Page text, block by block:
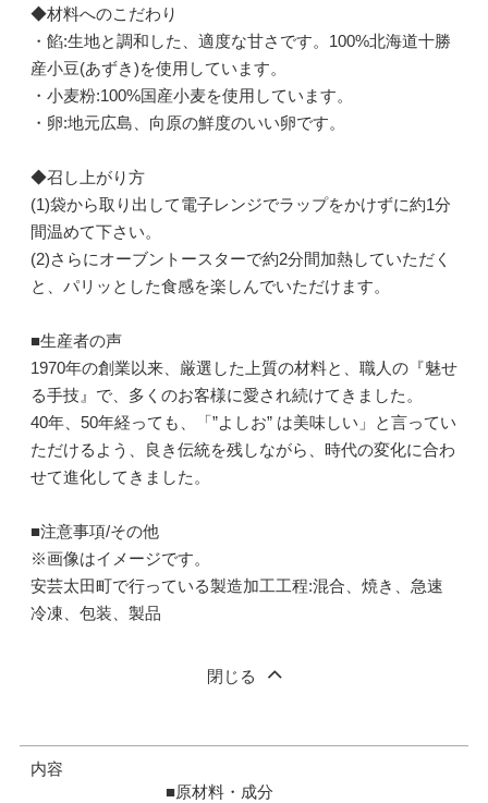
◆材料へのこだわり
・餡:生地と調和した、適度な甘さです。100%北海道十勝
産小豆(あずき)を使用しています。
・小麦粉:100%国産小麦を使用しています。
・卵:地元広島、向原の鮮度のいい卵です。
◆召し上がり方
(1)袋から取り出して電子レンジでラップをかけずに約1分
間温めて下さい。
(2)さらにオーブントースターで約2分間加熱していただく
と、パリッとした食感を楽しんでいただけます。
■生産者の声
1970年の創業以来、厳選した上質の材料と、職人の『魅せ
る手技』で、多くのお客様に愛され続けてきました。
40年、50年経っても、「”よしお” は美味しい」と言ってい
ただけるよう、良き伝統を残しながら、時代の変化に合わ
せて進化してきました。
■注意事項/その他
※画像はイメージです。
安芸太田町で行っている製造加工工程:混合、焼き、急速
冷凍、包装、製品
閉じる
内容
■原材料・成分